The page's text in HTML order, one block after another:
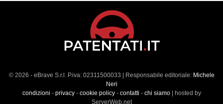
© 2026 - eBrave S.r.l. P.iva: 02311500033 | Responsabile editoriale: Michele
Neri
condizioni - privacy- cookie policy- contatti - chi siamo| hosted by
ServerWeb.net